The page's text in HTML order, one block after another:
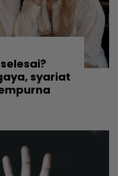
syariat